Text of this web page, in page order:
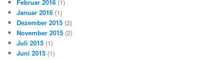
Februar 2016 (1)
Januar 2016 (1)
Dezember 2015 (2)
November 2015 (2)
Juli 2015 (1)
Juni 2015 (1)